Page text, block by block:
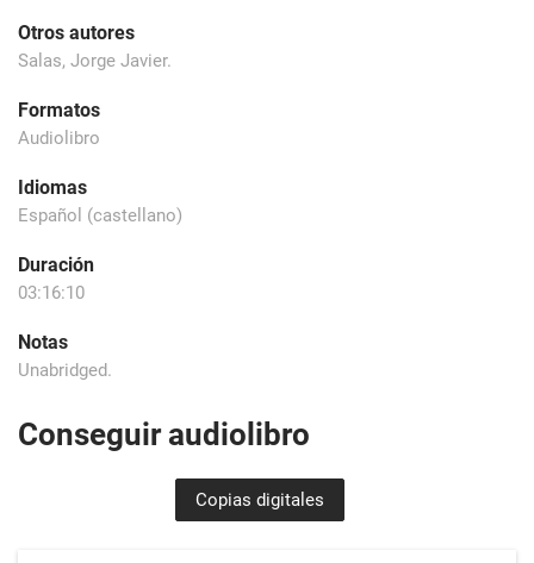
Otros autores
Salas, Jorge Javier.
Formatos
Audiolibro
Idiomas
Español (castellano)
Duración
03:16:10
Notas
Unabridged.
Conseguir audiolibro
Copias digitales